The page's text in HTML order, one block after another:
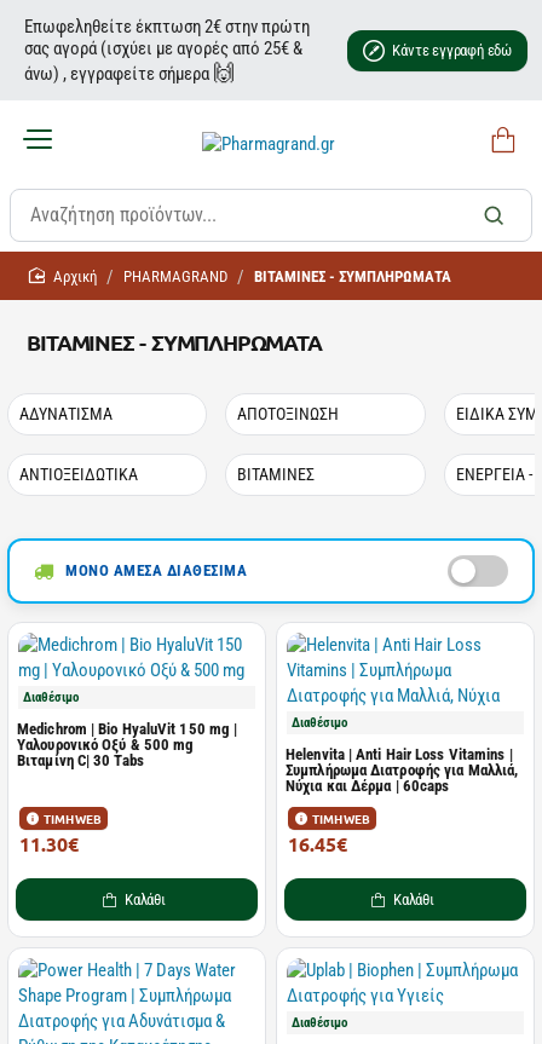
Επωφεληθείτε έκπτωση 2€ στην πρώτη
σας αγορά (ισχύει με αγορές από 25€ &
άνω) , εγγραφείτε σήμερα 🙌
Κάντε εγγραφή εδώ
ΒΙΤΑΜΙΝΕΣ - ΣΥΜΠΛΗΡΩΜΑΤΑ
homePHARMAGRAND ΒΙΤΑΜΙΝΕΣ - ΣΥΜΠΛΗΡΩΜΑΤΑ
ΑΔΥΝΑΤΙΣΜΑ
ΑΝΤΙΟΞΕΙΔΩΤΙΚΑ
ΑΠΟΤΟΞΙΝΩΣΗ
ΒΙΤΑΜΙΝΕΣ
ΕΙΔΙΚΑ
ΕΝΕΡΓΕΙΑ -
ΜΟΝΟ ΑΜΕΣΑ ΔΙΑΘΕΣΙΜΑ
Διαθέσιμο
Medichrom | Bio HyaluVit 150 mg |
Υαλουρονικό Οξύ & 500 mg
Βιταμίνη C| 30 Tabs
ΤΙΜΗ WEB
11.30€
Καλάθι
Διαθέσιμο
Helenvita | Anti Hair Loss Vitamins |
Συμπλήρωμα Διατροφής για Μαλλιά,
Νύχια και Δέρμα | 60caps
ΤΙΜΗ WEB
16.45€
Καλάθι
Διαθέσιμο